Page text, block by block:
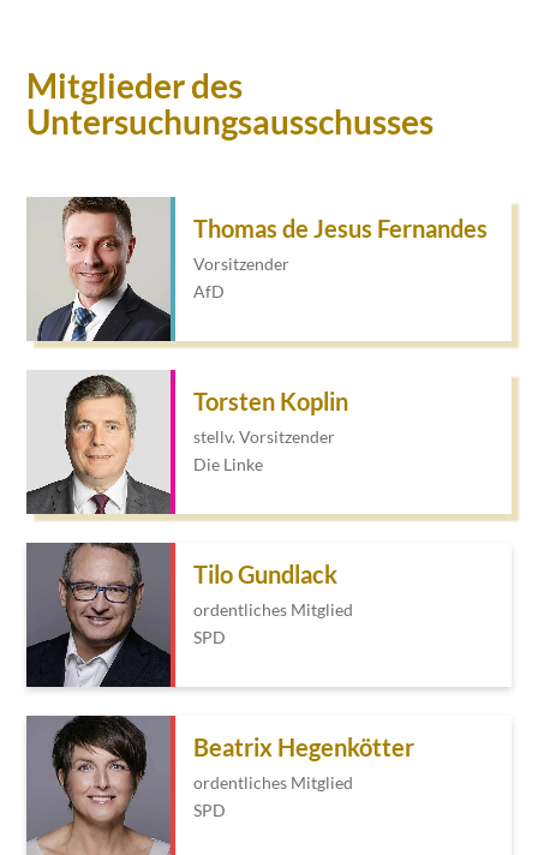
Mitglieder des
Untersuchungsausschusses
Thomas de Jesus Fernandes
Vorsitzender
AfD
Torsten Koplin
stellv. Vorsitzender
Die Linke
Tilo Gundlack
ordentliches Mitglied
SPD
Beatrix Hegenkötter
ordentliches Mitglied
SPD